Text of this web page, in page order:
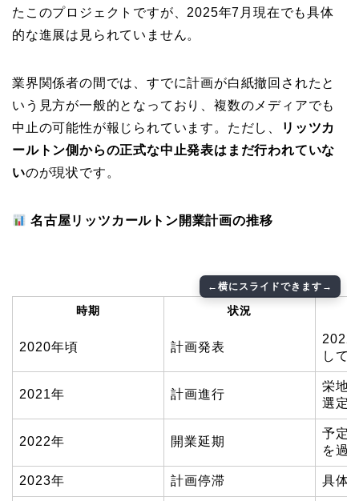
たこのプロジェクトですが、2025年7月現在でも具体
的な進展は見られていません。
業界関係者の間では、すでに計画が白紙撤回されたと
いう見方が一般的となっており、複数のメディアでも
中止の可能性が報じられています。ただし、
リッツカ
ールトン側からの正式な中止発表はまだ行われていな
いのが現状です。
名古屋リッツカールトン開業計画の推移
時期 状況
2020年頃 計画発表
2022
して
2021年 計画進行
栄地
選定
2022年 開業延期
予定
を過
2023年 計画停滞 具体